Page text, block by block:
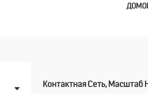
Контактная Сеть, Масштаб